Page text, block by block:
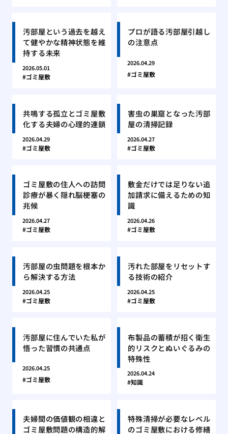
汚部屋という過去を越え
て健やかな精神状態を維
持する未来
2026.05.01
ゴミ屋敷
プロが語る汚部屋引越し
の注意点
2026.04.29
ゴミ屋敷
共鳴する孤立とゴミ屋敷
化する夫婦の心理的連鎖
2026.04.29
ゴミ屋敷
害虫の巣窟となった汚部
屋の清掃記録
2026.04.27
ゴミ屋敷
ゴミ屋敷の住人への訪問
診療が暴く隠れ脳梗塞の
兆候
2026.04.27
ゴミ屋敷
敷金だけでは足りない追
加請求に備えるための知
識
2026.04.26
ゴミ屋敷
汚部屋の虫問題を根本か
ら解決する方法
2026.04.25
ゴミ屋敷
汚れた部屋をリセットす
る技術の紹介
2026.04.25
ゴミ屋敷
汚部屋に住んでいた私が
悟った習慣の共通点
2026.04.25
ゴミ屋敷
布製品の蓄積が招く衛生
的リスクとぬいぐるみの
特殊性
2026.04.24
知識
夫婦間の価値観の相違と
ゴミ屋敷問題の構造的解
特殊清掃が必要なレベル
のゴミ屋敷における修繕